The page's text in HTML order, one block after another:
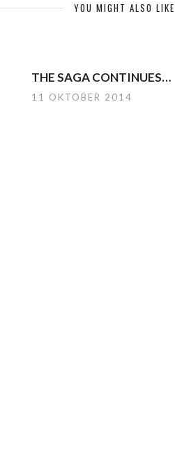
YOU MIGHT ALSO LIKE
THE SAGA CONTINUES…
11 OKTOBER 2014